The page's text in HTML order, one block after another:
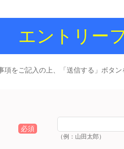
エントリー
項をご記入の上、「送信する」ボタン
必須
（例：山田太郎）